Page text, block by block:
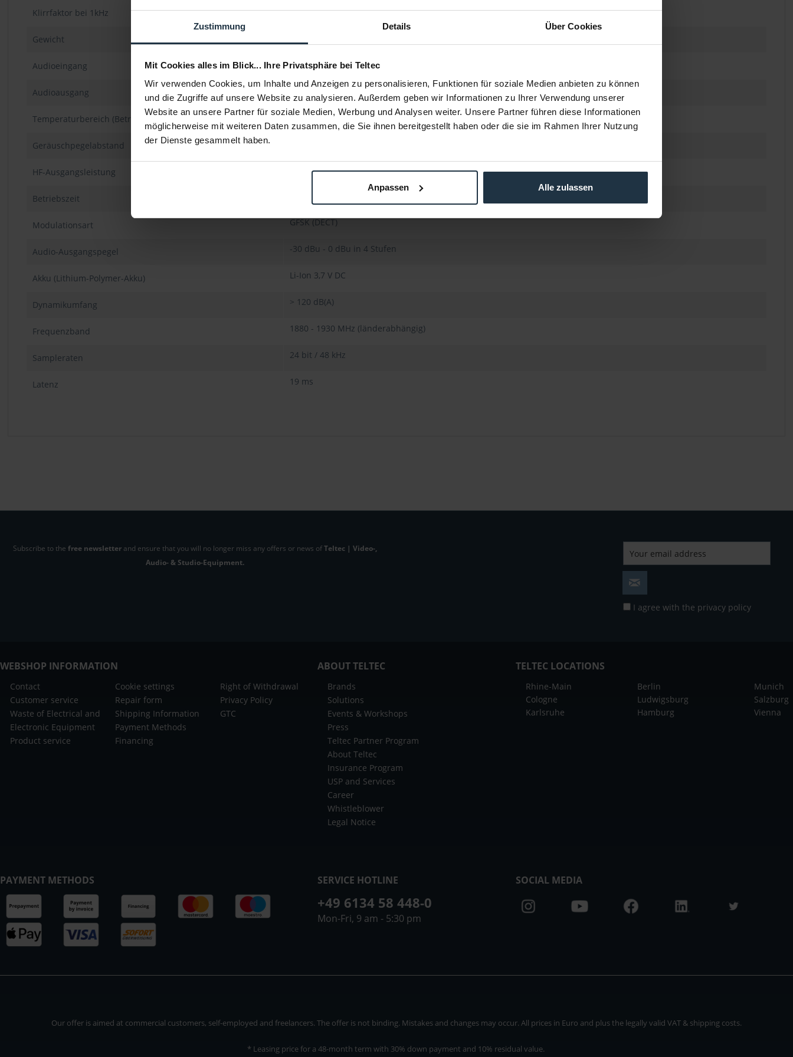
Zustimmung Details Über Cookies
Mit Cookies alles im Blick... Ihre Privatsphäre bei Teltec
Wir verwenden Cookies, um Inhalte und Anzeigen zu personalisieren, Funktionen für soziale Medien anbieten zu können
und die Zugriffe auf unsere Website zu analysieren. Außerdem geben wir Informationen zu Ihrer Verwendung unserer
Website an unsere Partner für soziale Medien, Werbung und Analysen weiter. Unsere Partner führen diese Informationen
möglicherweise mit weiteren Daten zusammen, die Sie ihnen bereitgestellt haben oder die sie im Rahmen Ihrer Nutzung
der Dienste gesammelt haben.
Anpassen Alle zulassen
Klirrfaktor bei 1kHz typ. 0.1 %
Gewicht
Audioeingang 3,5-mm-Miniklinke
Audioausgang XLR
Temperaturbereich (Betrieb) -10 °C - + 55°C
Geräuschpegelabstand
HF-Ausgangsleistung Adaptiv bis zu 250 mW (Spitzenwert), länderabhängig
Betriebszeit > 4 h (Empfänger), typ. 15 h (Sender mit Li-Ion-Akkupack)
Modulationsart GFSK (DECT)
Audio-Ausgangspegel -30 dBu - 0 dBu in 4 Stufen
Akku (Lithium-Polymer-Akku) Li-Ion 3,7 V DC
Dynamikumfang > 120 dB(A)
Frequenzband 1880 - 1930 MHz (länderabhängig)
Sampleraten 24 bit / 48 kHz
Latenz 19 ms
Subscribe to the free newsletterand ensure that you will no longer miss any offers or news ofTeltec | Video-,
Audio- & Studio-Equipment.
I agree with the privacy policy
WEBSHOP INFORMATION
Contact
Customer service
Waste of Electrical and
Electronic Equipment
Product service
Cookie settings
Repair form
Shipping Information
Payment Methods
Financing
Right of Withdrawal
Privacy Policy
GTC
ABOUT TELTEC
Brands
Solutions
Events & Workshops
Press
Teltec Partner Program
About Teltec
Insurance Program
USP and Services
Career
Whistleblower
Legal Notice
TELTEC LOCATIONS
Rhine-Main
Cologne
Karlsruhe
Berlin
Ludwigsburg
Hamburg
Munich
Salzburg
Vienna
PAYMENT METHODS SERVICE HOTLINE
+49 6134 58 448-0
Mon-Fri, 9 am - 5:30 pm
SOCIAL MEDIA
Our offer is aimed at commercial customers, self-employed and freelancers. The offer is not binding. Mistakes and changes may occur. All prices in Euro and plus the legally valid VAT & shipping costs.
* Leasing price for a 48-month term with 30% down payment and 10% residual value.